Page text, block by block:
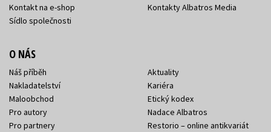
Kontakt na e-shop
Sídlo společnosti
Kontakty Albatros Media
O NÁS
Náš příběh
Nakladatelství
Maloobchod
Pro autory
Pro partnery
Aktuality
Kariéra
Etický kodex
Nadace Albatros
Restorio – online antikvariát